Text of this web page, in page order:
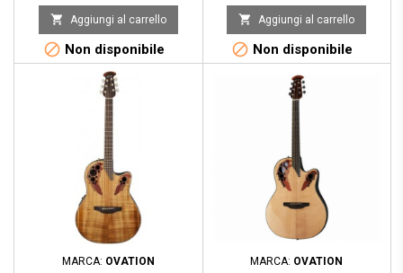
 Aggiungi al carrello
 Non disponibile
 Aggiungi al carrello
 Non disponibile
MARCA: OVATION MARCA: OVATION